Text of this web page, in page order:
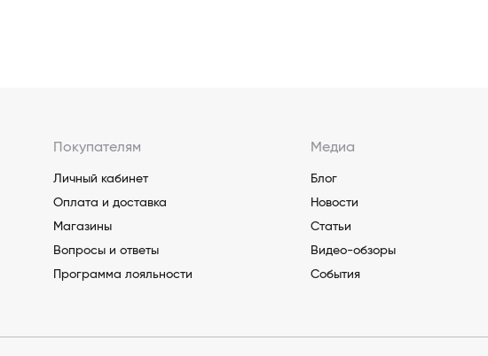
Покупателям
Личный кабинет
Оплата и доставка
Магазины
Вопросы и ответы
Программа лояльности
Медиа
Блог
Новости
Статьи
Видео-обзоры
События